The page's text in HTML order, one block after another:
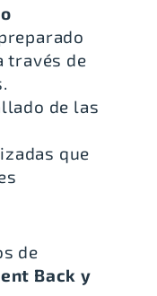
través de
de las
que
de
Back y